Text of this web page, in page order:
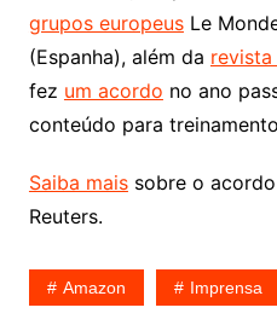
grupos europeusLe
(Espanha), além da revista
fez um acordo no ano
conteúdo para
Saiba maissobre o acordo
Reuters.
Amazon Imprensa